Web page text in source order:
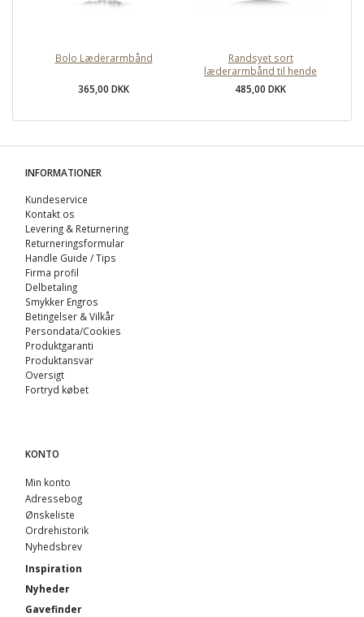
Bolo Læderarmbånd
365,00 DKK
Randsyet sort
læderarmbånd til hende
485,00 DKK
INFORMATIONER
Kundeservice
Kontakt os
Levering & Returnering
Returneringsformular
Handle Guide / Tips
Firma profil
Delbetaling
Smykker Engros
Betingelser & Vilkår
Persondata/Cookies
Produktgaranti
Produktansvar
Oversigt
Fortryd købet
KONTO
Min konto
Adressebog
Ønskeliste
Ordrehistorik
Nyhedsbrev
Inspiration
Nyheder
Gavefinder